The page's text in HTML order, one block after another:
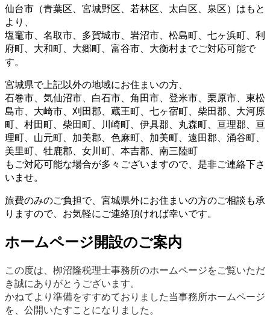
仙台市（青葉区、宮城野区、若林区、太白区、泉区）はもと
より、
塩竈市、名取市、多賀城市、岩沼市、松島町、七ヶ浜町、利
府町、大和町、大郷町、富谷市、大衡村までご対応可能で
す。
宮城県で上記以外の地域にお住まいの方、
石巻市、気仙沼市、白石市、角田市、登米市、栗原市、東松
島市、大崎市、刈田郡、蔵王町、七ヶ宿町、柴田郡、大河原
町、村田町、柴田町、川崎町、伊具郡、丸森町、亘理郡、亘
理町、山元町、加美郡、色麻町、加美町、遠田郡、涌谷町、
美里町、牡鹿郡、女川町、本吉郡、南三陸町
もご対応可能な場合が多々ございますので、是非ご連絡下さ
いませ。
旅費のみのご負担で、宮城県外にお住まいの方のご相談も承
りますので、お気軽にご連絡頂ければ幸いです。
ホームページ開設のご案内
この度は、栁沼隆税理士事務所のホームページをご覧いただ
き誠にありがとうございます。
かねてより準備をすすめておりました当事務所ホームページ
を、公開いたすことになりました。